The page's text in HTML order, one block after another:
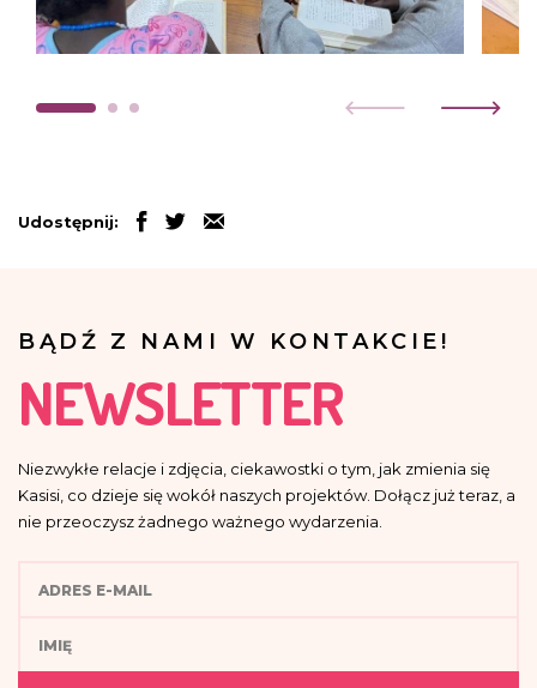
Udostępnij:
BĄDŹ Z NAMI W KONTAKCIE!
NEWSLETTER
Niezwykłe relacje i zdjęcia, ciekawostki o tym, jak zmienia się
Kasisi, co dzieje się wokół naszych projektów. Dołącz już teraz, a
nie przeoczysz żadnego ważnego wydarzenia.